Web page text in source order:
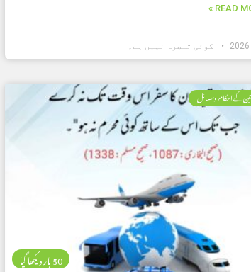
READ
کوئی تبصرہ نہیں ہے۔
کے احکام ومسائل
50 بار دیکھا گیا